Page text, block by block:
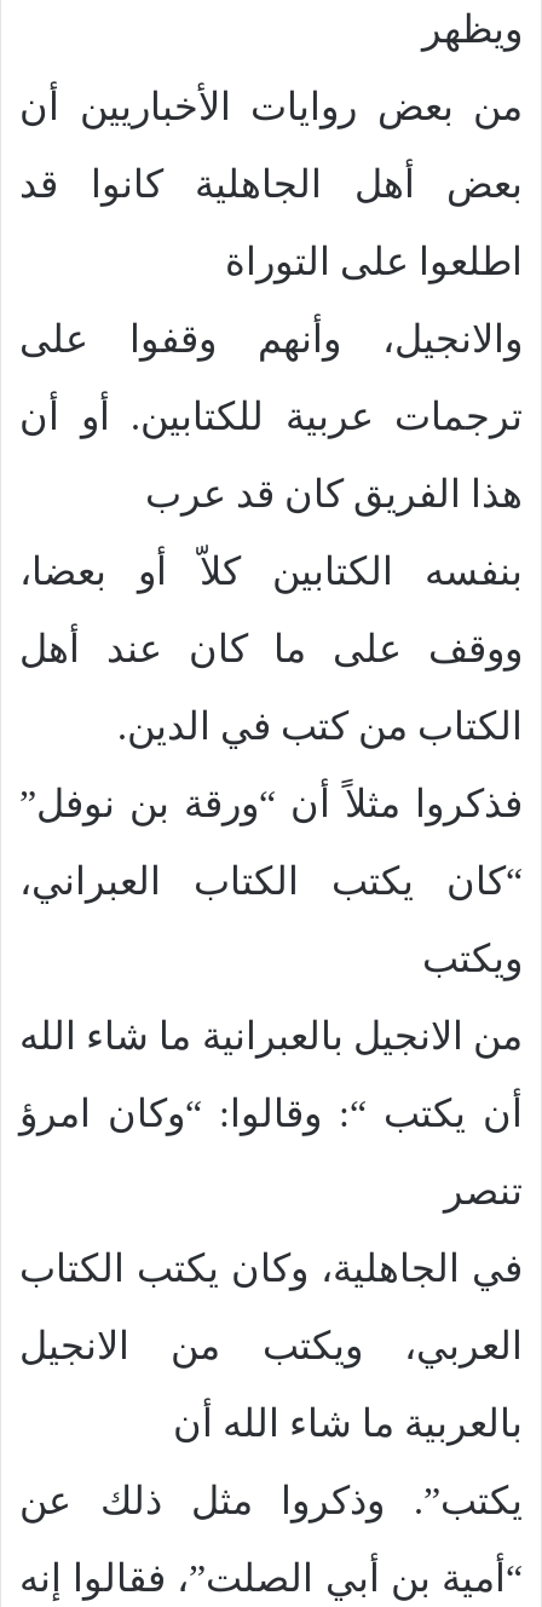
ويظهر
من بعض روايات الأخباريين أن
بعض أهل الجاهلية كانوا قد
اطلعوا على التوراة
والانجيل، وأنهم وقفوا على
ترجمات عربية للكتابين. أو أن
هذا الفريق كان قد عرب
بنفسه الكتابين كلاّ أو بعضا،
ووقف على ما كان عند أهل
الكتاب من كتب في الدين.
فذكروا مثلاً أن “ورقة بن نوفل”
“كان يكتب الكتاب العبراني،
ويكتب
من الانجيل بالعبرانية ما شاء الله
أن يكتب “: وقالوا: “وكان امرؤ
تنصر
في الجاهلية، وكان يكتب الكتاب
العربي، ويكتب من الانجيل
بالعربية ما شاء الله أن
يكتب”. وذكروا مثل ذلك عن
“أمية بن أبي الصلت”، فقالوا إنه